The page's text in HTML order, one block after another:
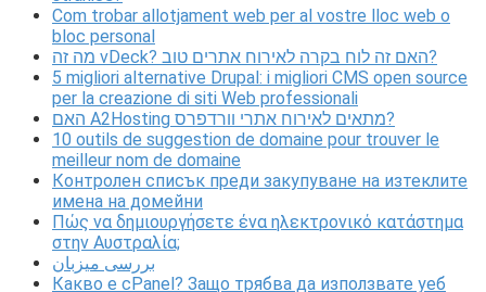
Com trobar allotjament web per al vostre lloc web o
bloc personal
מה זה vDeck? האם זה לוח בקרה לאירוח אתרים טוב?
5 migliori alternative Drupal: i migliori CMS open source
per la creazione di siti Web professionali
האם A2Hosting מתאים לאירוח אתרי וורדפרס?
10 outils de suggestion de domaine pour trouver le
meilleur nom de domaine
Контролен списък преди закупуване на изтеклите
имена на домейни
Πώς να δημιουργήσετε ένα ηλεκτρονικό κατάστημα
στην Αυστραλία;
بررسی میزبان
Какво е cPanel? Защо трябва да използвате уеб